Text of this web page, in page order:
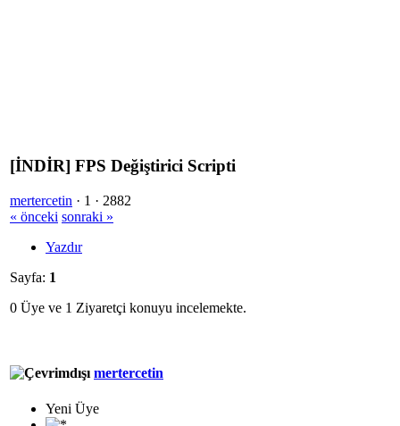
[İNDİR] FPS Değiştirici Scripti
mertercetin · 1 · 2882
« önceki sonraki »
Yazdır
Sayfa: 1
0 Üye ve 1 Ziyaretçi konuyu incelemekte.
mertercetin
Yeni Üye